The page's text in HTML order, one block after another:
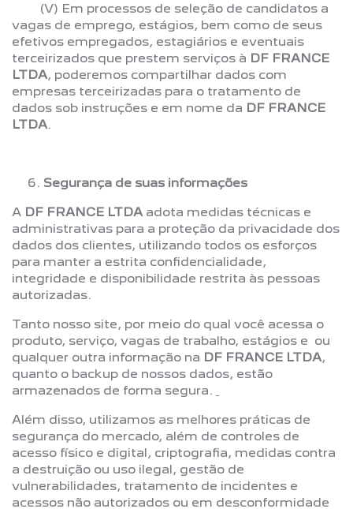
(V) Em processos de seleção de candidatos a
vagas de emprego, estágios, bem como de seus
efetivos empregados, estagiários e eventuais
terceirizados que prestem serviços à DF FRANCE
LTDA, poderemos compartilhar dados com
empresas terceirizadas para o tratamento de
dados sob instruções e em nome da DF FRANCE
LTDA.
Segurança de suas informações
A DF FRANCE LTDAadota medidas técnicas e
administrativas para a proteção da privacidade dos
dados dos clientes, utilizando todos os esforços
para manter a estrita confidencialidade,
integridade e disponibilidade restrita às pessoas
autorizadas.
Tanto nosso site, por meio do qual você acessa o
produto, serviço, vagas de trabalho, estágios e ou
qualquer outra informação na DF FRANCE LTDA,
quanto o backup de nossos dados, estão
armazenados de forma segura.
Além disso, utilizamos as melhores práticas de
segurança do mercado, além de controles de
acesso físico e digital, criptografia, medidas contra
a destruição ou uso ilegal, gestão de
vulnerabilidades, tratamento de incidentes e
acessos não autorizados ou em desconformidade